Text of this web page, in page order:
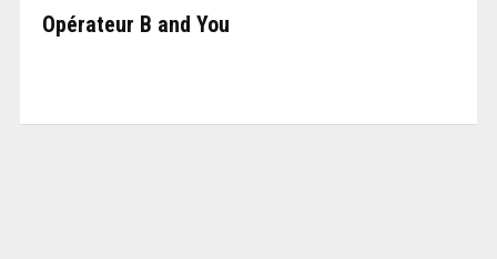
Opérateur B and You